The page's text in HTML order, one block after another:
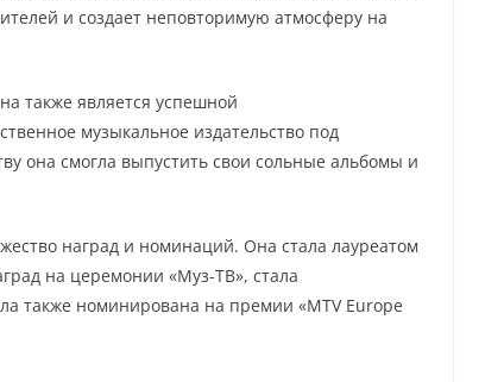
и создает неповторимую атмосферу на
также является успешной
музыкальное издательство под
она смогла выпустить свои сольные альбомы и
наград и номинаций. Она стала лауреатом
на церемонии «Муз-ТВ», стала
также номинирована на премии «MTV Europe